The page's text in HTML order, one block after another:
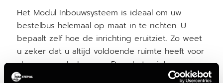
Het Modul Inbouwsysteem is ideaal om uw
bestelbus helemaal op maat in te richten. U
bepaalt zelf hoe de inrichting eruitziet. Zo weet
u zeker dat u altijd voldoende ruimte heeft voor
al uw gereedschappen. Door het unieke
aluminium opbergsysteem raakt u uw